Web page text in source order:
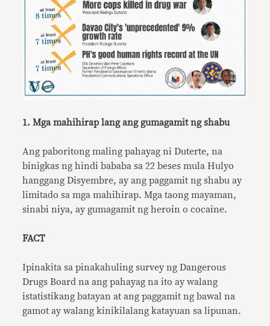
1. Mga mahihirap lang ang gumagamit ng shabu
Ang paboritong maling pahayag ni Duterte, na
binigkas ng hindi bababa sa 22 beses mula Hulyo
hanggang Disyembre, ay ang paggamit ng shabu ay
limitado sa mga mahihirap. Mga taong mayaman,
sinabi niya, ay gumagamit ng heroin o cocaine.
FACT
Ipinakita sa pinakahuling survey ng Dangerous
Drugs Board na ang pahayag na ito ay walang
istatistikang batayan at ang paggamit ng bawal na
gamot ay walang kinikilalang katayuan sa lipunan.